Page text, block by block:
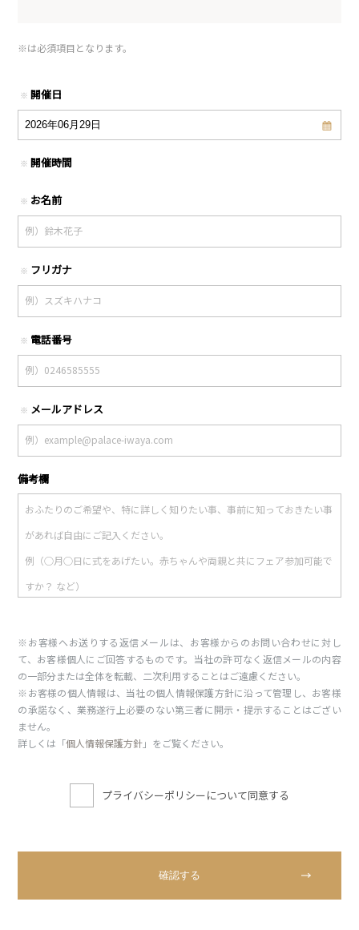
※は必須項目となります。
※ 開催日
※ 開催時間
※ お名前
※ フリガナ
※ 電話番号
※ メールアドレス
備考欄
※お客様へお送りする返信メールは、お客様からのお問い合わせに対し
て、お客様個人にご回答するものです。当社の許可なく返信メールの内容
の一部分または全体を転載、二次利用することはご遠慮ください。
※お客様の個人情報は、当社の個人情報保護方針に沿って管理し、お客様
の承諾なく、業務遂行上必要のない第三者に開示・提示することはござい
ません。
詳しくは「個人情報保護方針」をご覧ください。
プライバシーポリシーについて同意する